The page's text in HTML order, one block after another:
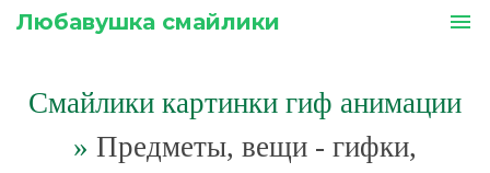
Любавушка смайлики menu
Смайлики картинки гиф анимации
» Предметы, вещи - гифки,